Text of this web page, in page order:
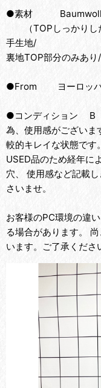
●素材
（TOPしっかりし
手生地/
裏地TOP部分のみあり
●From ヨーロッ
●コンディション B
為、使用感がございま
較的キレイな状態です。
USED品のため経年に
穴、 使用感など記載
さいませ。
お客様のPC環境の違
る場合があります。
います。ご了承くださ